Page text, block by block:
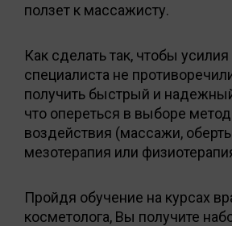
ползет к массажисту.
Как сделать так, чтобы
специалиста не
получить быстрый и надежный
что опереться в выборе
воздействия (массажи,
мезотерапия или
Пройдя обучение на курсах
косметолога, Вы получите